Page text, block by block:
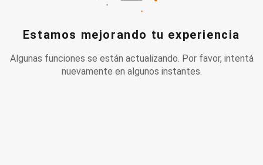
Estamos mejorando tu experiencia
Algunas funciones se están actualizando. Por favor, intentá
nuevamente en algunos instantes.